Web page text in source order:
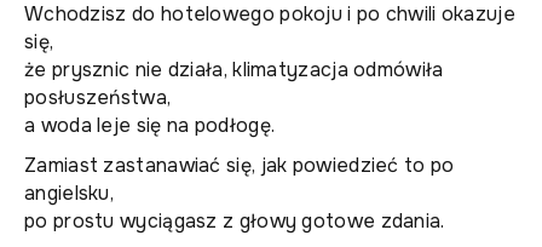
Wchodzisz do hotelowego pokoju i po chwili okazuje
się,
że prysznic nie działa, klimatyzacja odmówiła
posłuszeństwa,
a woda leje się na podłogę.
Zamiast zastanawiać się, jak powiedzieć to po
angielsku,
po prostu wyciągasz z głowy gotowe zdania.